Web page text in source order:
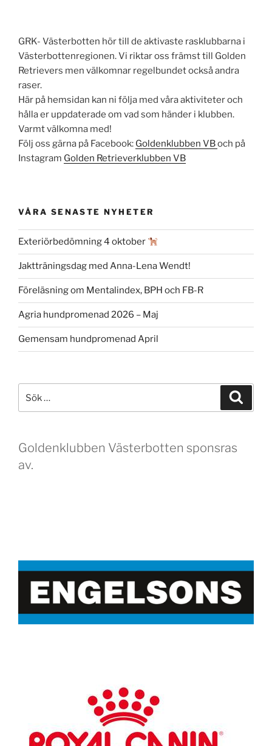
GRK- Västerbotten hör till de aktivaste rasklubbarna i
Västerbottenregionen. Vi riktar oss främst till Golden
Retrievers men välkomnar regelbundet också andra
raser.
Här på hemsidan kan ni följa med våra aktiviteter och
hålla er uppdaterade om vad som händer i klubben.
Varmt välkomna med!
Följ oss gärna på Facebook: Goldenklubben VBoch på
Instagram Golden Retrieverklubben VB
VÅRA SENASTE NYHETER
Exteriörbedömning 4 oktober
Jaktträningsdag med Anna-Lena Wendt!
Föreläsning om Mentalindex, BPH och FB-R
Agria hundpromenad 2026 – Maj
Gemensam hundpromenad April
efter:
Goldenklubben Västerbotten sponsras
av.